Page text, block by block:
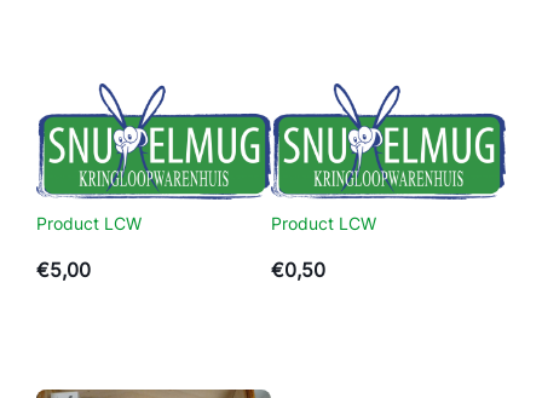
Product LCW
€5,00
Product LCW
€0,50